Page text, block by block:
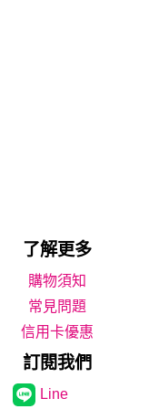
了解更多
購物須知
常見問題
信用卡優惠
訂閱我們
Line